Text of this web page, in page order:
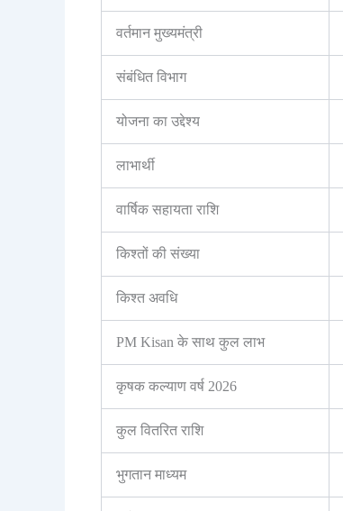
वर्तमान मुख्यमंत्री
संबंधित विभाग
योजना का उद्देश्य
लाभार्थी
वार्षिक सहायता राशि
किश्तों की संख्या
किश्त अवधि
PM Kisan के साथ कुल लाभ
कृषक कल्याण वर्ष 2026
कुल वितरित राशि
भुगतान माध्यम